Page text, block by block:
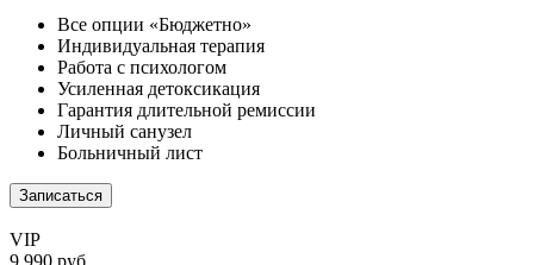
Все опции «Бюджетно»
Индивидуальная терапия
Работа с психологом
Усиленная детоксикация
Гарантия длительной ремиссии
Личный санузел
Больничный лист
Записаться
VIP